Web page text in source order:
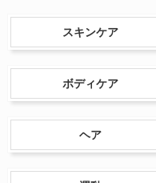
スキンケア
ボディケア
ヘア